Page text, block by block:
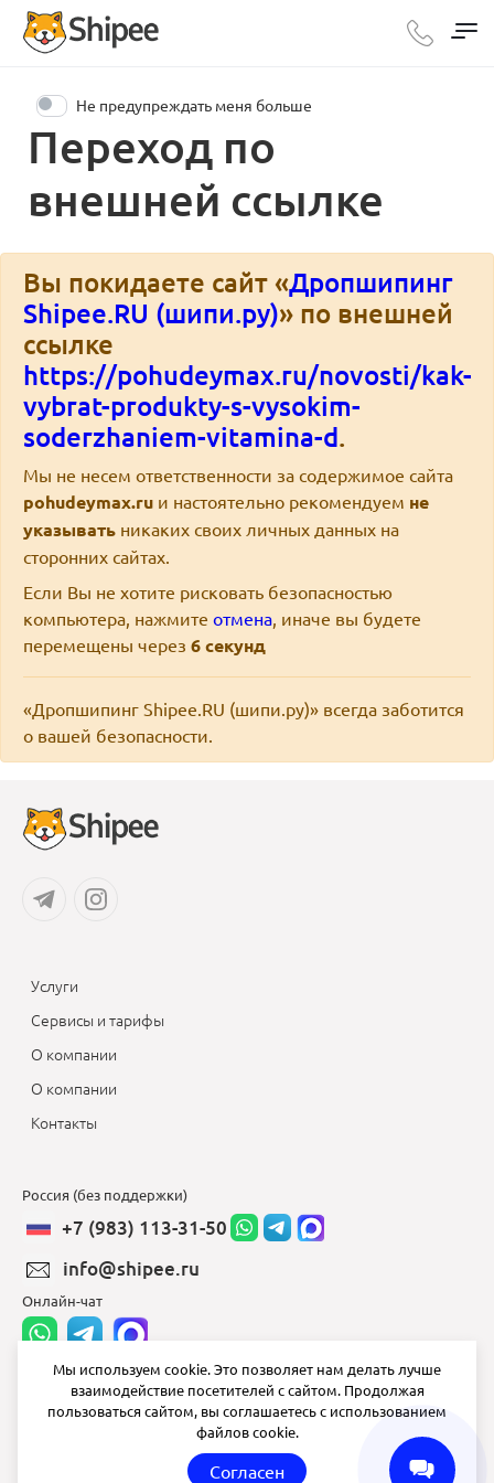
Переход по
внешней ссылке
Не предупреждать меня больше
Вы покидаете сайт «Дропшипинг
Shipee.RU (шипи.ру)» по внешней
ссылке
https://pohudeymax.ru/novosti/kak-
vybrat-produkty-s-vysokim-
soderzhaniem-vitamina-d.
Мы не несем ответственности за содержимое сайта
pohudeymax.ru и настоятельно рекомендуем не
указывать никаких своих личных данных на
сторонних сайтах.
Если Вы не хотите рисковать безопасностью
компьютера, нажмите отмена, иначе вы будете
перемещены через 6секунд
«Дропшипинг Shipee.RU (шипи.ру)» всегда заботится
о вашей безопасности.
Услуги
Сервисы и тарифы
О компании
О компании
Контакты
Россия (без поддержки)
+7 (983) 113-31-50
info@shipee.ru
Онлайн-чат
info@shipee.ru
Мы используем cookie. Это позволяет нам делать лучше
взаимодействие посетителей с сайтом. Продолжая
пользоваться сайтом, вы соглашаетесь с использованием
файлов cookie.
Согласен